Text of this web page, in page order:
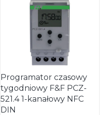
Programator czasowy
tygodniowy F&F PCZ-
521.4 1-kanałowy NFC
DIN